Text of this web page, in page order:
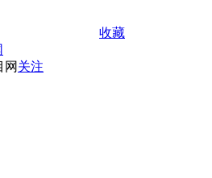
收藏
关注